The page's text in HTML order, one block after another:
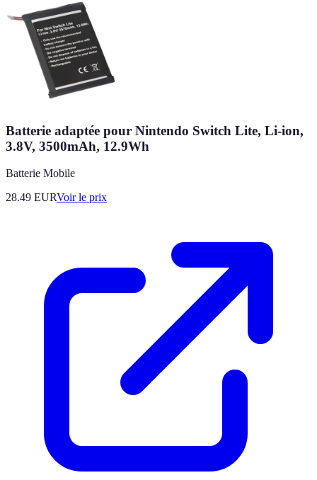
Batterie adaptée pour Nintendo Switch Lite, Li-ion,
3.8V, 3500mAh, 12.9Wh
Batterie Mobile
28.49 EURVoir le prix